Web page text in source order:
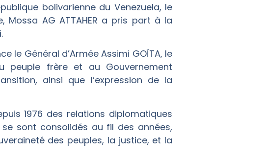
bolivarienne du Venezuela, le
Mossa AG ATTAHER a pris part à la
le Général d’Armée Assimi GOÏTA, le
peuple frère et au Gouvernement
ainsi que l’expression de la
1976 des relations diplomatiques
sont consolidés au fil des années,
des peuples, la justice, et la